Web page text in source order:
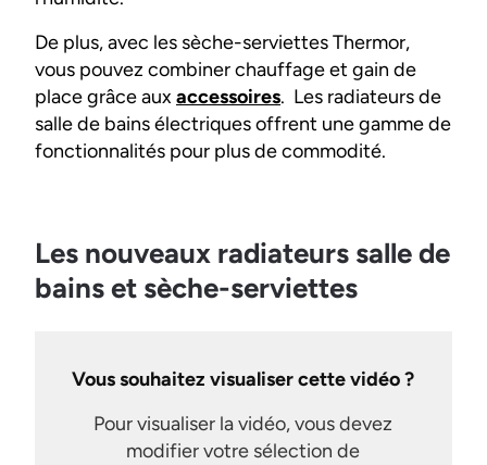
De plus, avec les sèche-serviettes Thermor,
vous pouvez combiner chauffage et gain de
place grâce auxaccessoires. Les radiateurs de
salle de bains électriques offrent une gamme de
fonctionnalités pour plus de commodité.
Les nouveaux radiateurs salle de
bains et sèche-serviettes
Vous souhaitez visualiser cette vidéo ?
Pour visualiser la vidéo, vous devez
modifier votre sélection de